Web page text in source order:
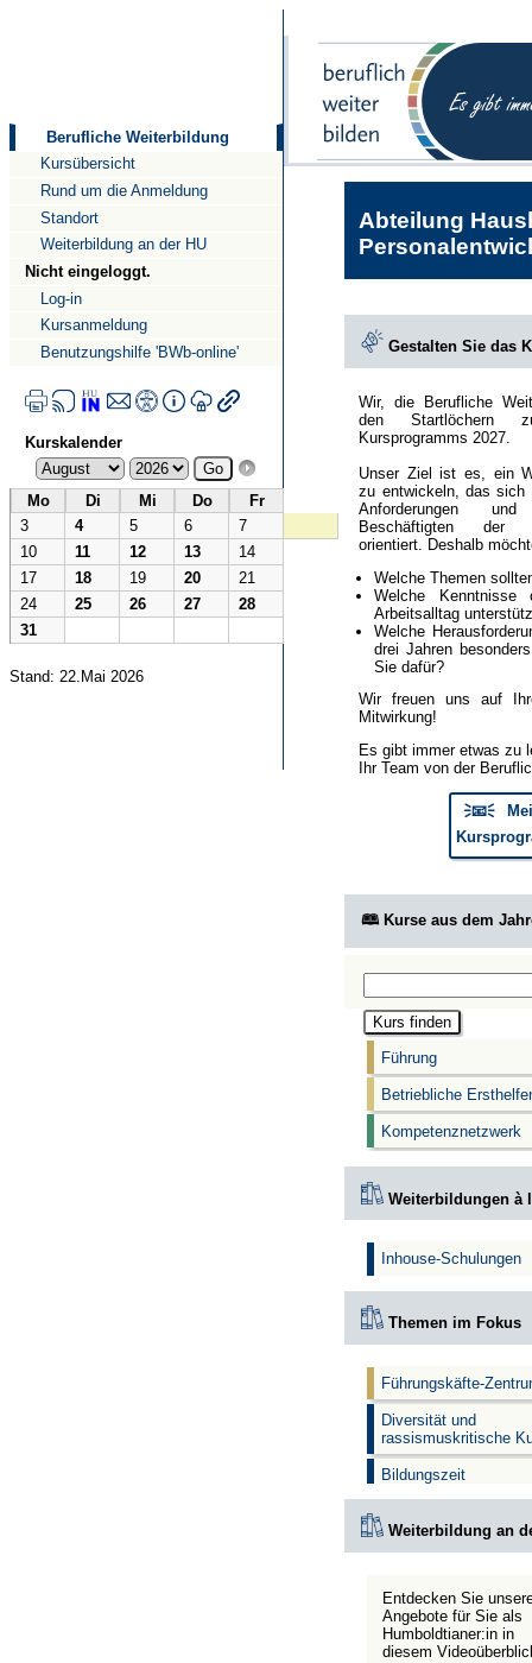
Berufliche Weiterbildung
Kursübersicht
Rund um die Anmeldung
Standort
Weiterbildung an der HU
Nicht eingeloggt.
Log-in
Kursanmeldung
Benutzungshilfe 'BWb-online'
Kurskalender
Mo Di Mi Do
Fr
3
4 5 6
7
10
11 12 13
14
17
18 19 20
21
24
25 26 27
28
31
Stand: 22.Mai 2026
Abteilung
Gestalten Sie das
Wir, die Berufliche
den Startlöchern
Kursprogramms 2027.
Unser Ziel ist es, ein
zu entwickeln, das sich
Anforderungen
Beschäftigten der
orientiert. Deshalb
Welche Themen
Welche
Arbeitsalltag
Welche
drei Jahren
Sie dafür?
Wir freuen uns auf
Mitwirkung!
Es gibt immer etwas zu
Ihr Team von der
🗦📧🗧
🕮 Kurse aus dem
Führung
Betriebliche
Kompetenznetzwerk
Weiterbildungen à
Inhouse-Schulungen
Themen im Fokus
Führungskäfte-
Diversität und
rassismuskritische
Bildungszeit
Weiterbildung an
Entdecken Sie
Angebote für Sie als
Humboldtianer:in in
diesem